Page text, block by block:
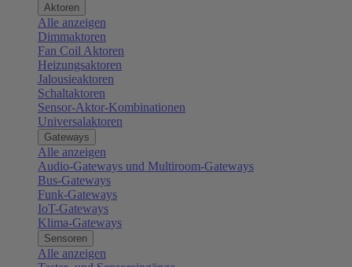
Aktoren
Alle anzeigen
Dimmaktoren
Fan Coil Aktoren
Heizungsaktoren
Jalousieaktoren
Schaltaktoren
Sensor-Aktor-Kombinationen
Universalaktoren
Gateways
Alle anzeigen
Audio-Gateways und Multiroom-Gateways
Bus-Gateways
Funk-Gateways
IoT-Gateways
Klima-Gateways
Sensoren
Alle anzeigen